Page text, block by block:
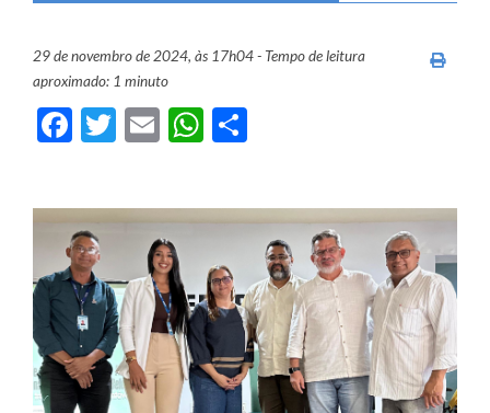
29 de novembro de 2024, às 17h04 - Tempo de leitura
aproximado: 1 minuto
Facebook
Twitter
EmailWhatsApp